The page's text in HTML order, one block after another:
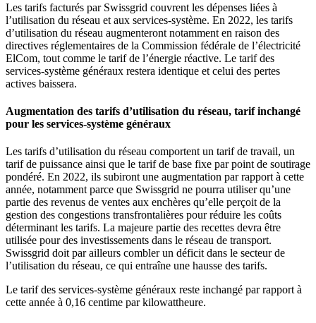
Les tarifs facturés par Swissgrid couvrent les dépenses liées à
l’utilisation du réseau et aux services-système. En 2022, les tarifs
d’utilisation du réseau augmenteront notamment en raison des
directives réglementaires de la Commission fédérale de l’électricité
ElCom, tout comme le tarif de l’énergie réactive. Le tarif des
services-système généraux restera identique et celui des pertes
actives baissera.
Augmentation des tarifs d’utilisation du réseau, tarif inchangé
pour les services-système généraux
Les tarifs d’utilisation du réseau comportent un tarif de travail, un
tarif de puissance ainsi que le tarif de base fixe par point de soutirage
pondéré. En 2022, ils subiront une augmentation par rapport à cette
année, notamment parce que Swissgrid ne pourra utiliser qu’une
partie des revenus de ventes aux enchères qu’elle perçoit de la
gestion des congestions transfrontalières pour réduire les coûts
déterminant les tarifs. La majeure partie des recettes devra être
utilisée pour des investissements dans le réseau de transport.
Swissgrid doit par ailleurs combler un déficit dans le secteur de
l’utilisation du réseau, ce qui entraîne une hausse des tarifs.
Le tarif des services-système généraux reste inchangé par rapport à
cette année à 0,16 centime par kilowattheure.